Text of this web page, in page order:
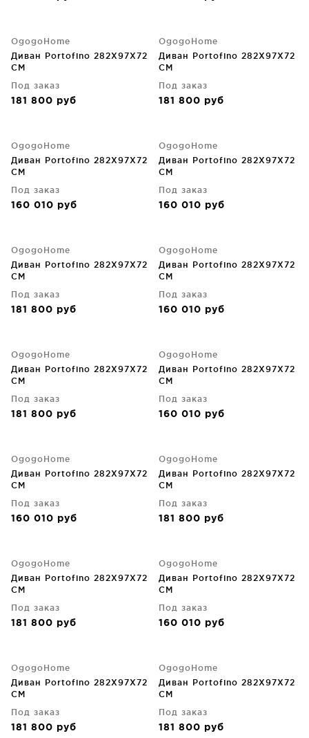
OgogoHome
Диван Portofino 282X97X72
CM
Под заказ
181 800 руб
OgogoHome
Диван Portofino 282X97X72
CM
Под заказ
181 800 руб
OgogoHome
Диван Portofino 282X97X72
CM
Под заказ
160 010 руб
OgogoHome
Диван Portofino 282X97X72
CM
Под заказ
160 010 руб
OgogoHome
Диван Portofino 282X97X72
CM
Под заказ
181 800 руб
OgogoHome
Диван Portofino 282X97X72
CM
Под заказ
160 010 руб
OgogoHome
Диван Portofino 282X97X72
CM
Под заказ
181 800 руб
OgogoHome
Диван Portofino 282X97X72
CM
Под заказ
160 010 руб
OgogoHome
Диван Portofino 282X97X72
CM
Под заказ
160 010 руб
OgogoHome
Диван Portofino 282X97X72
CM
Под заказ
181 800 руб
OgogoHome
Диван Portofino 282X97X72
CM
Под заказ
181 800 руб
OgogoHome
Диван Portofino 282X97X72
CM
Под заказ
160 010 руб
OgogoHome
Диван Portofino 282X97X72
CM
Под заказ
181 800 руб
OgogoHome
Диван Portofino 282X97X72
CM
Под заказ
181 800 руб